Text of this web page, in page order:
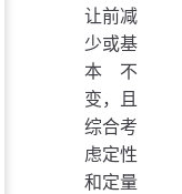
让前减
少或基
本不
变，且
综合考
虑定性
和定量